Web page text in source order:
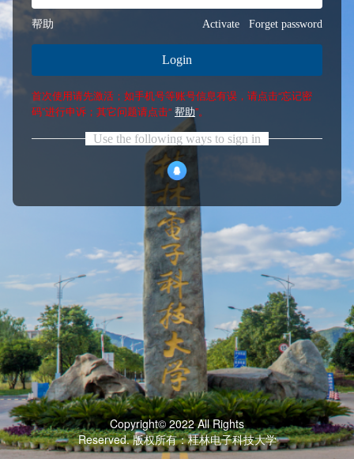
帮助 Activate Forget password
Login
首次使用请先激活；如手机号等账号信息有误，请点击“忘记密
码”进行申诉；其它问题请点击“ 帮助”。
Use the following ways to sign in
Copyright© 2022 All Rights
Reserved. 版权所有：桂林电子科技大学